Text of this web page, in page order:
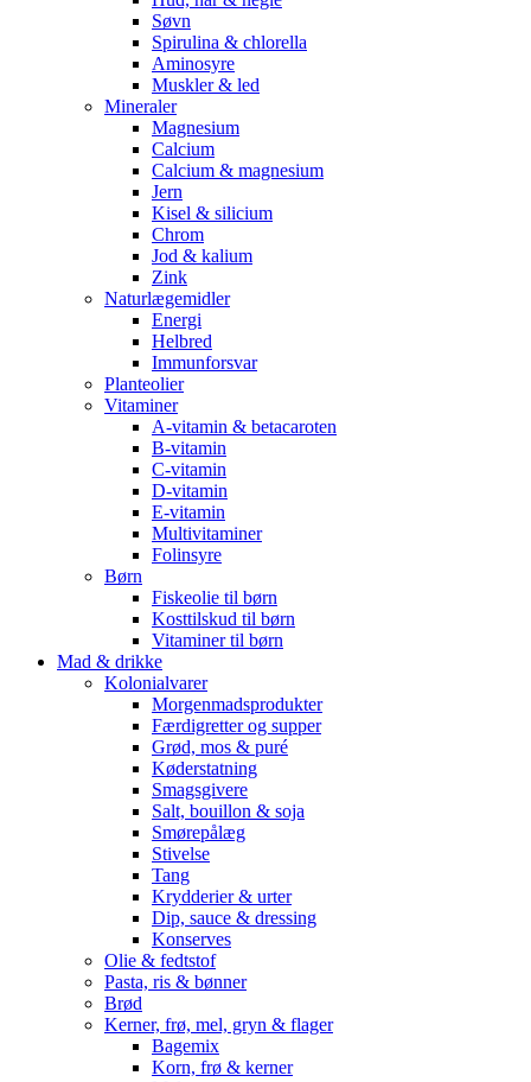
Søvn
Spirulina & chlorella
Aminosyre
Muskler & led
Mineraler
Magnesium
Calcium
Calcium & magnesium
Jern
Kisel & silicium
Chrom
Jod & kalium
Zink
Naturlægemidler
Energi
Helbred
Immunforsvar
Planteolier
Vitaminer
A-vitamin & betacaroten
B-vitamin
C-vitamin
D-vitamin
E-vitamin
Multivitaminer
Folinsyre
Børn
Fiskeolie til børn
Kosttilskud til børn
Vitaminer til børn
Mad & drikke
Kolonialvarer
Morgenmadsprodukter
Færdigretter og supper
Grød, mos & puré
Køderstatning
Smagsgivere
Salt, bouillon & soja
Smørepålæg
Stivelse
Tang
Krydderier & urter
Dip, sauce & dressing
Konserves
Olie & fedtstof
Pasta, ris & bønner
Brød
Kerner, frø, mel, gryn & flager
Bagemix
Korn, frø & kerner